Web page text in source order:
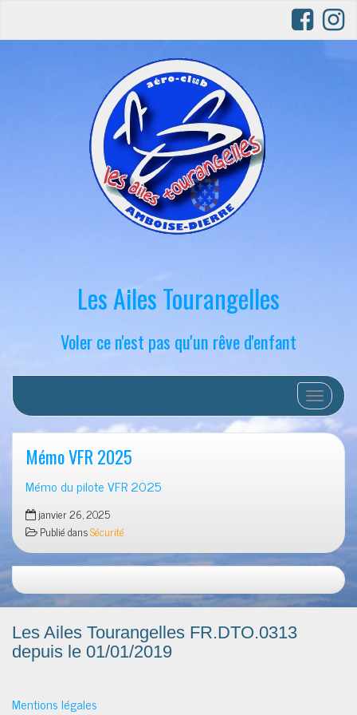
Les Ailes Tourangelles
Voler ce n'est pas qu'un rêve d'enfant
Afficher/
Mémo VFR 2025
Mémo du pilote VFR 2025
janvier 26, 2025
Publié dansSécurité
Les Ailes Tourangelles FR.DTO.0313
depuis le 01/01/2019
Mentions légales